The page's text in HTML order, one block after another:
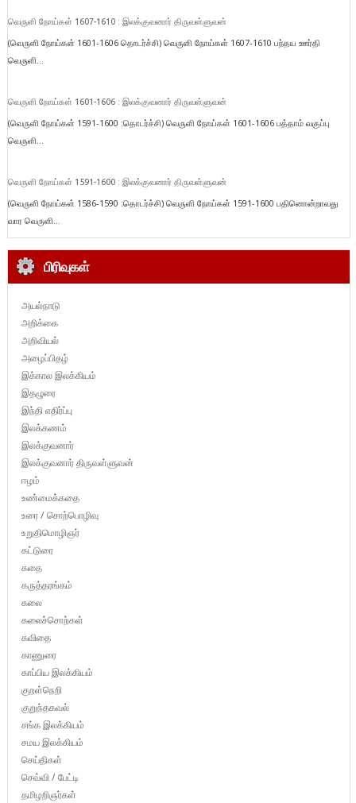
வெருளி நோய்கள் 1607-1610 : இலக்குவனார் திருவள்ளுவன்
(வெருளி நோய்கள் 1601-1606 தொடர்ச்சி) வெருளி நோய்கள் 1607-1610 பந்தய ஊர்தி
வெருளி...
வெருளி நோய்கள் 1601-1606 : இலக்குவனார் திருவள்ளுவன்
(வெருளி நோய்கள் 1591-1600 :தொடர்ச்சி) வெருளி நோய்கள் 1601-1606 பத்தாம் வகுப்பு
வெருளி...
வெருளி நோய்கள் 1591-1600 : இலக்குவனார் திருவள்ளுவன்
(வெருளி நோய்கள் 1586-1590 :தொடர்ச்சி) வெருளி நோய்கள் 1591-1600 பதினொன்றாவது
வார வெருளி...
பிரிவுகள்
அயல்நாடு
அறிக்கை
அறிவியல்
அழைப்பிதழ்
இக்கால இலக்கியம்
இதழுரை
இந்தி எதிர்ப்பு
இலக்கணம்
இலக்குவனார்
இலக்குவனார் திருவள்ளுவன்
ஈழம்
உண்மைக்கதை
உரை / சொற்பொழிவு
உறுதிமொழிஞர்
கட்டுரை
கதை
கருத்தரங்கம்
கலை
கலைச்சொற்கள்
கவிதை
காணுரை
காப்பிய இலக்கியம்
குறள்நெறி
குறுந்தகவல்
சங்க இலக்கியம்
சமய இலக்கியம்
செய்திகள்
செவ்வி / பேட்டி
தமிழறிஞர்கள்